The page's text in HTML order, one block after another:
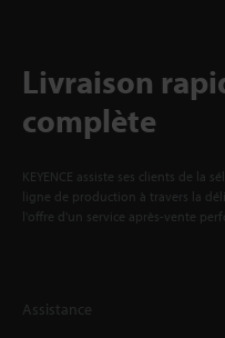
Livraison
complète
KEYENCE assiste ses clients de la
ligne de production à travers la
l'offre d'un service après-vente
Assistance